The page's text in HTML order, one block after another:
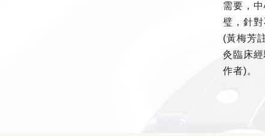
需要，
璧，針
(黃梅芳
灸臨床
作者)。